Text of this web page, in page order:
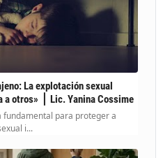
La explotación sexual
a otros» ⎪ Lic. Yanina Cossime
fundamental para proteger a
sexual i...